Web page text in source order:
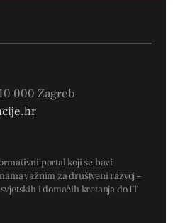
000 Zagreb
portal koji se bavi
važnim za društveni razvoj –
i domaćih kretanja do IT